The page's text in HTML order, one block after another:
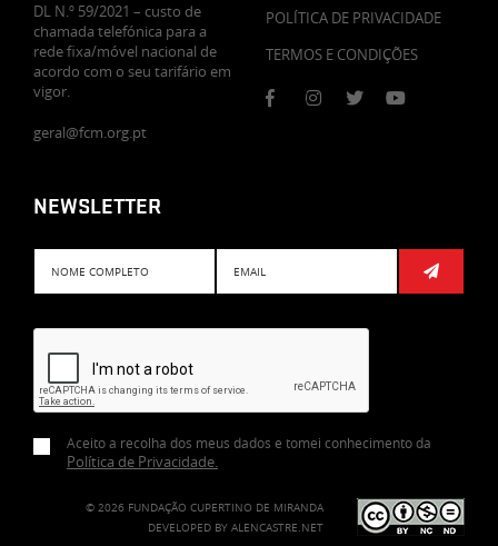
DL N.º 59/2021 – custo de
chamada telefónica para a
rede fixa/móvel nacional de
acordo com o seu tarifário em
vigor.
geral@fcm.org.pt
POLÍTICA DE PRIVACIDADE
TERMOS E CONDIÇÕES
NEWSLETTER
Aceito a recolha dos meus dados e tomei conhecimento da
Política de Privacidade.
© 2026 FUNDAÇÃO CUPERTINO DE MIRANDA
DEVELOPED BY ALENCASTRE.NET